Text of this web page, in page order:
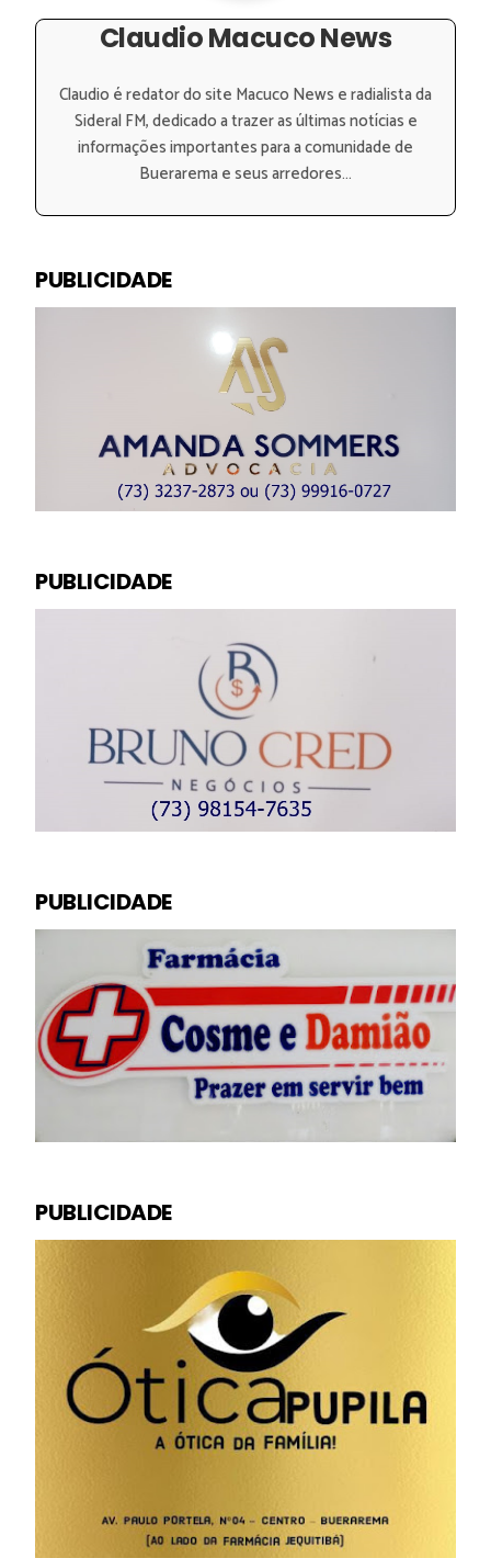
Claudio Macuco News
Claudio é redator do site Macuco News e radialista da
Sideral FM, dedicado a trazer as últimas notícias e
informações importantes para a comunidade de
Buerarema e seus arredores...
PUBLICIDADE
PUBLICIDADE
PUBLICIDADE
PUBLICIDADE